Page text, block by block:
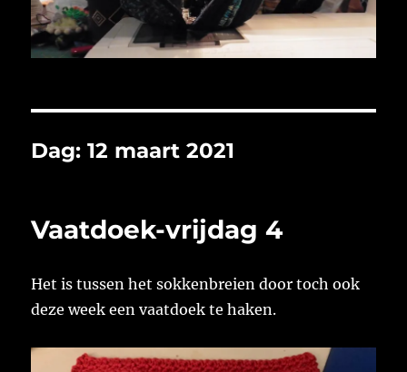
Dag:12 maart 2021
Vaatdoek-vrijdag 4
Het is tussen het sokkenbreien door toch ook
deze week een vaatdoek te haken.